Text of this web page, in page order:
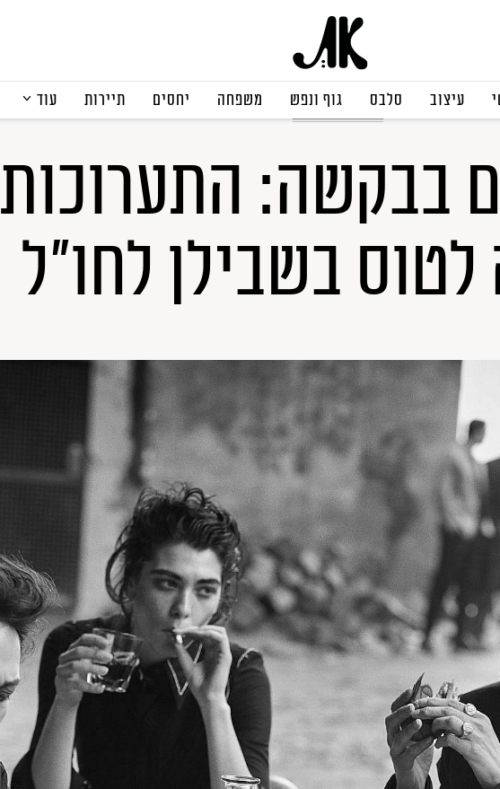
עיצוב סלבס גוף ונפש משפחה יחסים תיירות עוד
תרבות ופנאי
קריירה
תוכן מקודם
תערוכות בחו"ל
בבקשה: התערוכות
בשבילן לחו"ל